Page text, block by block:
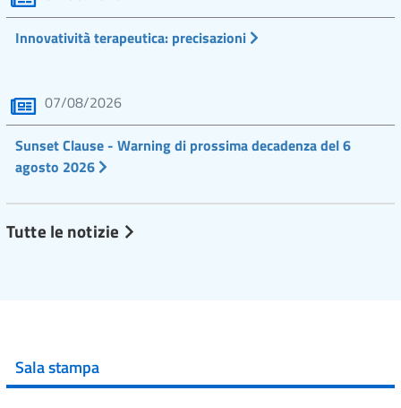
Innovatività terapeutica: precisazioni
07/08/2026
Sunset Clause - Warning di prossima decadenza del 6
agosto 2026
Tutte le notizie
Sala stampa